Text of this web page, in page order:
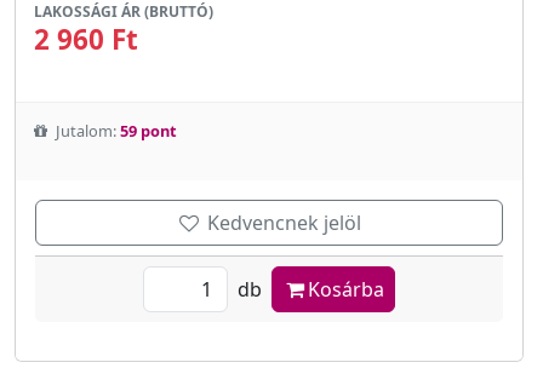
LAKOSSÁGI ÁR (BRUTTÓ)
2 960 Ft
Jutalom:59 pont
Kedvencnek jelöl
db Kosárba